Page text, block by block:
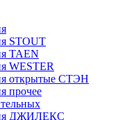
STOUT
TAEN
WESTER
открытые СТЭН
прочее
ДЖИЛЕКС